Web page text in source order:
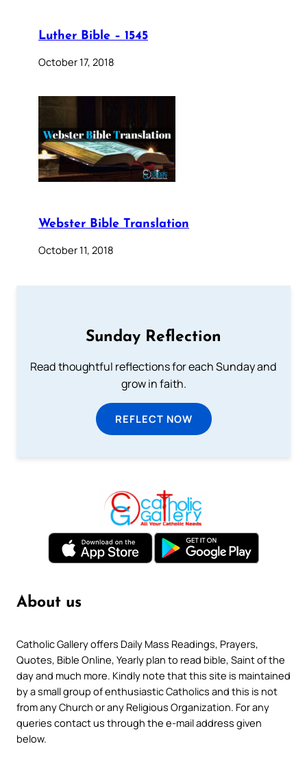
Luther Bible – 1545
October 17, 2018
Webster Bible Translation
October 11, 2018
Sunday Reflection
Read thoughtful reflections for each Sunday and
grow in faith.
REFLECT NOW
About us
Catholic Gallery offers Daily Mass Readings, Prayers,
Quotes, Bible Online, Yearly plan to read bible, Saint of the
day and much more. Kindly note that this site is maintained
by a small group of enthusiastic Catholics and this is not
from any Church or any Religious Organization. For any
queries contact us through the e-mail address given
below.